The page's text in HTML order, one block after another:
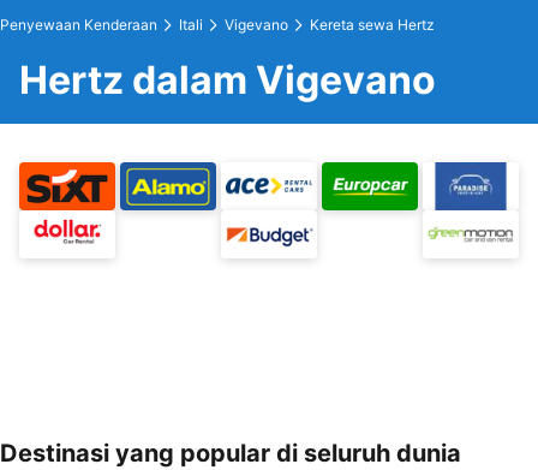
Penyewaan Kenderaan Itali Vigevano Kereta sewa Hertz
Hertz dalam Vigevano
Destinasi yang popular di seluruh dunia